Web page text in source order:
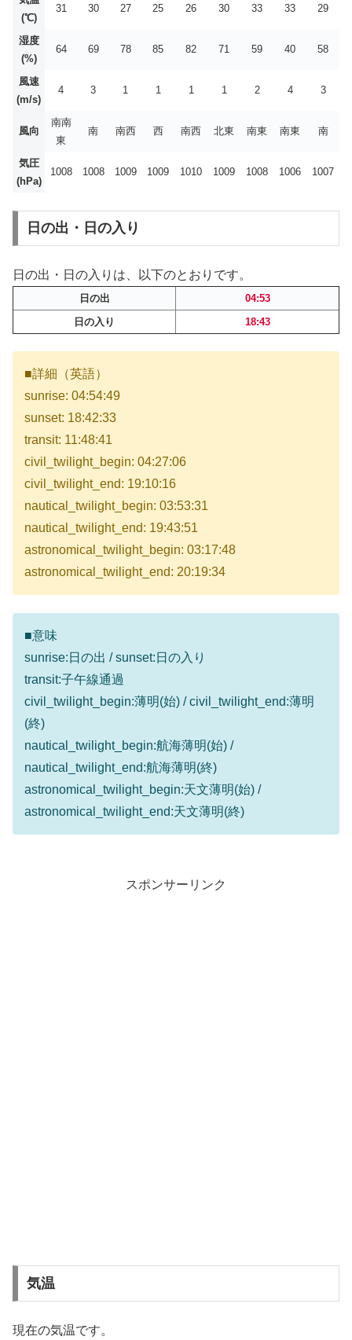
(℃)
31 30 27 25 26 30 33 33 29
湿度
(%)
64 69 78 85 82 71 59 40 58
風速
(m/s)
4 3 1 1 1 1 2 4 3
風向
南南
東
南 南西 西 南西 北東 南東 南東 南
気圧
(hPa)
1008 1008 1009 1009 1010 1009 1008 1006 1007
日の出・日の入り
日の出・日の入りは、以下のとおりです。
日の出
04:53
日の入り
18:43
■詳細（英語）
sunrise: 04:54:49
sunset: 18:42:33
transit: 11:48:41
civil_twilight_begin: 04:27:06
civil_twilight_end: 19:10:16
nautical_twilight_begin: 03:53:31
nautical_twilight_end: 19:43:51
astronomical_twilight_begin: 03:17:48
astronomical_twilight_end: 20:19:34
■意味
sunrise:日の出 / sunset:日の入り
transit:子午線通過
civil_twilight_begin:薄明(始) / civil_twilight_end:薄明
(終)
nautical_twilight_begin:航海薄明(始) /
nautical_twilight_end:航海薄明(終)
astronomical_twilight_begin:天文薄明(始) /
astronomical_twilight_end:天文薄明(終)
スポンサーリンク
気温
現在の気温です。